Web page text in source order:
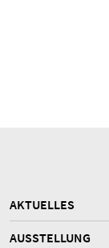
AKTUELLES
AUSSTELLUNG